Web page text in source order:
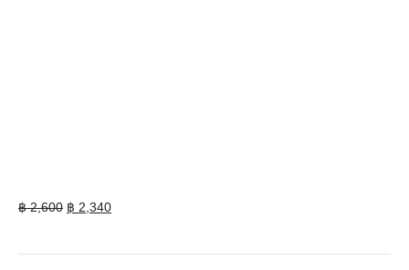
฿2,600 Original
฿ 2,340Current